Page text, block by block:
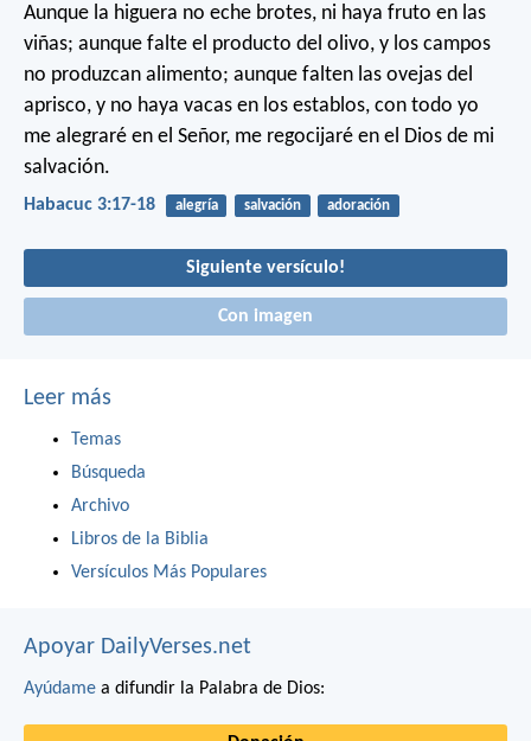
Aunque la higuera no eche brotes, ni haya fruto en las
viñas; aunque falte el producto del olivo, y los campos
no produzcan alimento; aunque falten las ovejas del
aprisco, y no haya vacas en los establos, con todo yo
me alegraré en el Señor, me regocijaré en el Dios de mi
salvación.
Habacuc 3:17-18 alegría salvación adoración
Siguiente versículo!
Con imagen
Leer más
Temas
Búsqueda
Archivo
Libros de la Biblia
Versículos Más Populares
Apoyar DailyVerses.net
Ayúdame a difundir la Palabra de Dios: